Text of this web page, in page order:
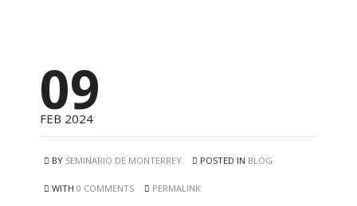
09
FEB 2024
BY SEMINARIO DE MONTERREY POSTED IN BLOG
WITH 0 COMMENTS PERMALINK